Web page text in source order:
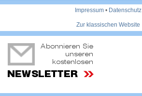
Impressum • Datenschutz
Zur klassischen Website